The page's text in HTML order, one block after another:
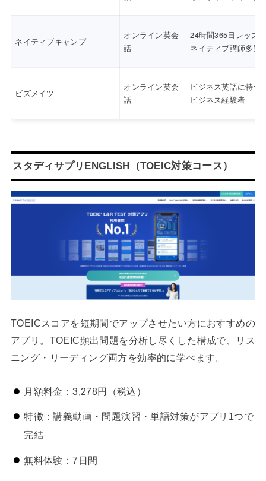
ネイティブキャンプ
オンライン英会
話
24時間365日レッス
ネイティブ講師多数
ビズメイツ
オンライン英会
話
ビジネス英語に特化
ビジネス経験者
スタディサプリENGLISH（TOEIC対策コース）
TOEICスコアを短期間でアップさせたい方におすすめの
アプリ。TOEIC頻出問題を分析し尽くした構成で、リス
ニング・リーディング両方を効率的に学べます。
月額料金：3,278円（税込）
特徴：講義動画・問題演習・単語対策がアプリ1つで
完結
無料体験：7日間